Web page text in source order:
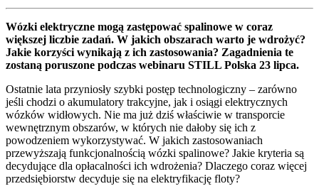
Wózki elektryczne mogą zastępować spalinowe w coraz
większej liczbie zadań. W jakich obszarach warto je wdrożyć?
Jakie korzyści wynikają z ich zastosowania? Zagadnienia te
zostaną poruszone podczas webinaru STILL Polska 23 lipca.
Ostatnie lata przyniosły szybki postęp technologiczny – zarówno
jeśli chodzi o akumulatory trakcyjne, jak i osiągi elektrycznych
wózków widłowych. Nie ma już dziś właściwie w transporcie
wewnętrznym obszarów, w których nie dałoby się ich z
powodzeniem wykorzystywać. W jakich zastosowaniach
przewyższają funkcjonalnością wózki spalinowe? Jakie kryteria są
decydujące dla opłacalności ich wdrożenia? Dlaczego coraz więcej
przedsiębiorstw decyduje się na elektryfikację floty?